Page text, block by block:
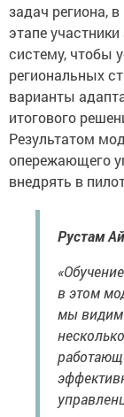
задач региона,
этапе
систему, чтобы
региональных
варианты
итогового
Результатом
опережающего
внедрять в
Рустам
в этом
мы видим